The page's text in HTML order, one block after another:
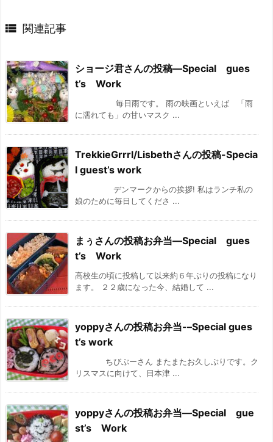
 関連記事
ショージ君さんの投稿—Special gues
t’s Work
毎日雨です。 雨の映画といえば 「雨
に濡れても」の甘いマスク ...
TrekkieGrrrl/Lisbethさんの投稿-Specia
l guest’s work
デンマークからの挨拶! 私はランチ私の
娘のために毎日してくださ ...
まぅさんの投稿お弁当—Special gues
t’s Work
高校生の頃に投稿して以来約６年ぶりの投稿になり
ます。 ２２歳になった今、結婚して ...
yoppyさんの投稿お弁当-–Special gues
t’s work
ちびぶーさん またまたお久しぶりです。ク
リスマスに向けて、日本津 ...
yoppyさんの投稿お弁当—Special gue
st’s Work